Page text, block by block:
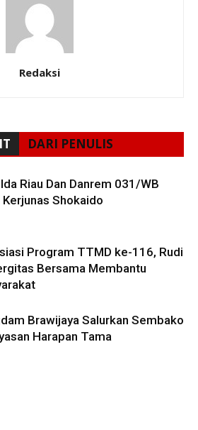
Redaksi
DARI PENULIS
Riau Dan Danrem 031/WB
Kerjunas Shokaido
Program TTMD ke-116, Rudi
Bersama Membantu
Brawijaya Salurkan Sembako
Harapan Tama